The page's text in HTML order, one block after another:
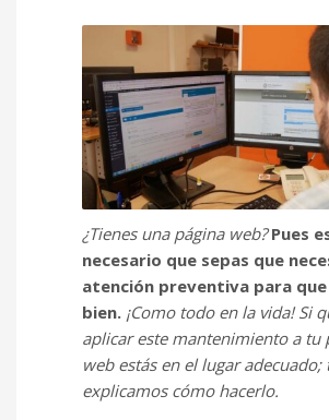
¿Tienes una página web?Pues
necesario que sepas que
atención preventiva para
bien. ¡Como todo en la vida! Si
aplicar este mantenimiento a tu
web estás en el lugar adecuado;
explicamos cómo hacerlo.